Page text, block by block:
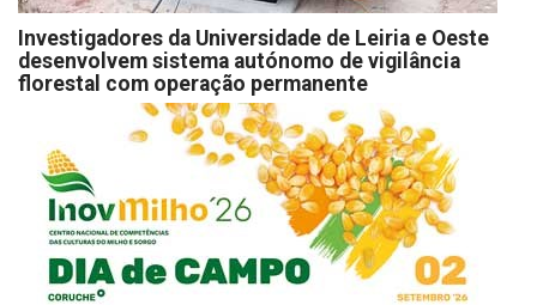
Investigadores da Universidade de Leiria e Oeste
desenvolvem sistema autónomo de vigilância
florestal com operação permanente